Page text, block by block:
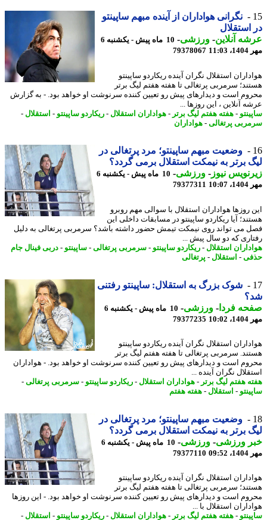
نگرانی هواداران از آینده مبهم ساپینتو
آنلاین-ورزشی-
10 ماه پیش - یکشنبه 6
79378067
استقلال نگران آینده ریکاردو ساپینتو
سرمربی پرتغالی تا هفته هفتم لیگ برتر
است و دیدارهای پیش رو تعیین کننده سرنوشت او خواهد بود. - به گزارش
آنلاین ، این روزها ...
-هفته هفتم لیگ برتر - هواداران استقلال-ریکاردو ساپینتو-استقلال-
پرتغالی-هواداران
وضعیت مبهم ساپینتو؛ مرد پرتغالی در
برتر به نیمکت استقلال برمی گردد؟
نیوز-ورزشی-
10 ماه پیش - یکشنبه 6
79377311
روزها هواداران استقلال با سوالی مهم روبرو
آیا ریکاردو ساپینتو در مسابقات داخلی این
می تواند روی نیمکت تیمش حضور داشته باشد؟ سرمربی پرتغالی به دلیل
که دو سال پیش ...
استقلال-ریکاردو ساپینتو-سرمربی پرتغالی-ساپینتو-دربی فینال جام
-استقلال-پرتغالی
شوک بزرگ به استقلال: ساپینتو رفتنی
فردا- ورزشی-
10 ماه پیش - یکشنبه 6
79377235
استقلال نگران آینده ریکاردو ساپینتو
سرمربی پرتغالی تا هفته هفتم لیگ برتر
است و دیدارهای پیش رو تعیین کننده سرنوشت او خواهد بود. - هواداران
نگران آینده ...
هفتم لیگ برتر - هواداران استقلال-ریکاردو ساپینتو-سرمربی پرتغالی-
-استقلال-هفته هفتم
وضعیت مبهم ساپینتو؛ مرد پرتغالی در
برتر به نیمکت استقلال برمی گردد؟
ورزشی-ورزشی-
10 ماه پیش - یکشنبه 6
79377110
استقلال نگران آینده ریکاردو ساپینتو
سرمربی پرتغالی تا هفته هفتم لیگ برتر
است و دیدارهای پیش رو تعیین کننده سرنوشت او خواهد بود. - این روزها
استقلال با ...
-هفته هفتم لیگ برتر - هواداران استقلال-ریکاردو ساپینتو-استقلال-